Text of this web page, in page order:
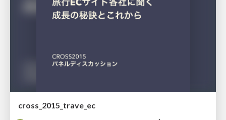
cross_2015_trave_ec